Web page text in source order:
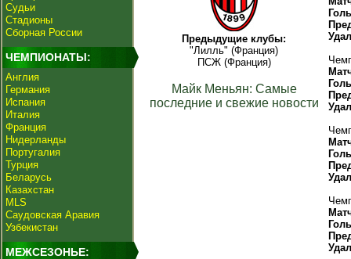
Судьи
Стадионы
Сборная России
ЧЕМПИОНАТЫ:
Англия
Германия
Испания
Италия
Франция
Нидерланды
Португалия
Турция
Беларусь
Казахстан
MLS
Саудовская Аравия
Узбекистан
МЕЖСЕЗОНЬЕ:
Предыдущие клубы:
"Лилль" (Франция)
ПСЖ (Франция)
Майк Меньян: Самые
последние и свежие новости